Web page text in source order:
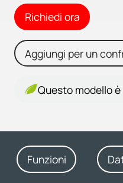
Richiedi ora
Aggiungi per un
Questo modello
Funzioni